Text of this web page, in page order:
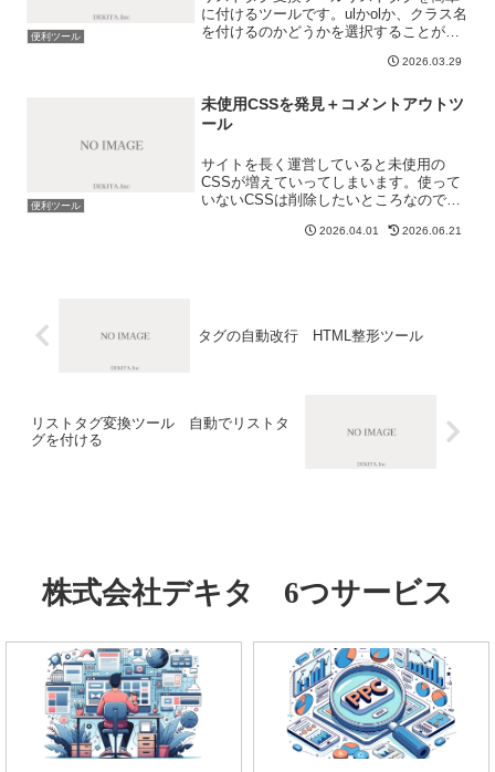
便利ツール
に付けるツールです。ulかolか、クラス名
を付けるのかどうかを選択することがで
window.addEventListener("message",
2026.03.29
便利ツール
未使用CSSを発見＋コメントアウトツ
ール
サイトを長く運営していると未使用の
CSSが増えていってしまいます。使って
いないCSSは削除したいところなのです
なくなってしまい、削除したらどこかの
2026.04.01 2026.06.21
タグの自動改行 HTML整形ツール
リストタグ変換ツール 自動でリストタ
グを付ける
株式会社デキタ 6つサービス